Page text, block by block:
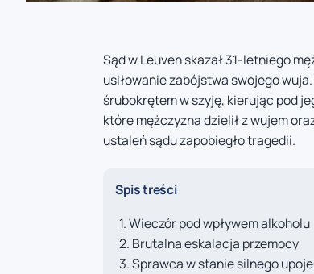
Sąd w Leuven skazał 31-letniego
usiłowanie zabójstwa swojego
śrubokrętem w szyję, kierując pod
które mężczyzna dzielił z wujem
ustaleń sądu zapobiegło tragedii.
Spis treści
Wieczór pod wpływem alkoholu
Brutalna eskalacja przemocy
Sprawca w stanie silnego